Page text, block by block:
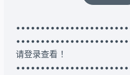
请登录查看 ！